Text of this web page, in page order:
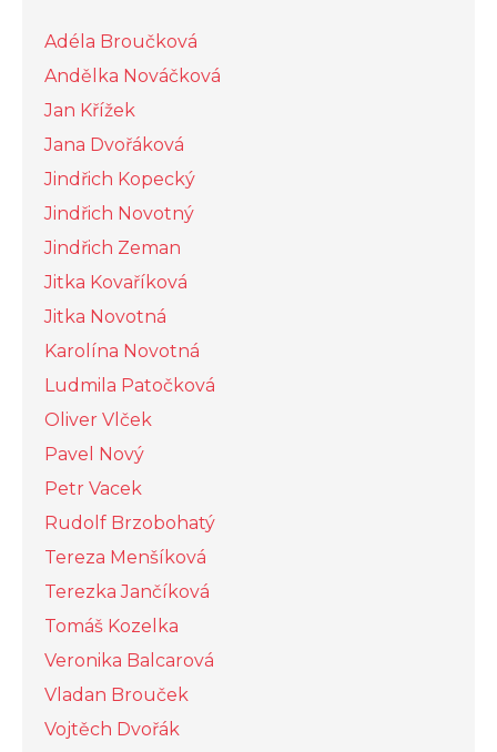
Adéla Broučková
Andělka Nováčková
Jan Křížek
Jana Dvořáková
Jindřich Kopecký
Jindřich Novotný
Jindřich Zeman
Jitka Kovaříková
Jitka Novotná
Karolína Novotná
Ludmila Patočková
Oliver Vlček
Pavel Nový
Petr Vacek
Rudolf Brzobohatý
Tereza Menšíková
Terezka Jančíková
Tomáš Kozelka
Veronika Balcarová
Vladan Brouček
Vojtěch Dvořák